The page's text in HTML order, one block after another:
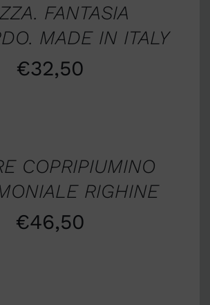
FANTASIA
MADE IN ITALY
€32,50
COPRIPIUMINO
RIGHINE
€46,50